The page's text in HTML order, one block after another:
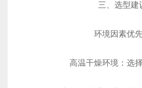
三、选型建
环境因素优先‌
高温干燥环境：选择